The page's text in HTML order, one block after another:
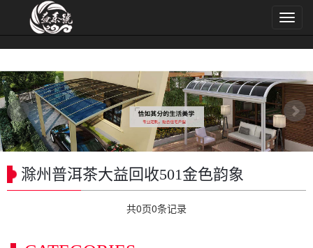
导
航
菜
滁州普洱茶大益回收501金色韵象
共0页0条记录